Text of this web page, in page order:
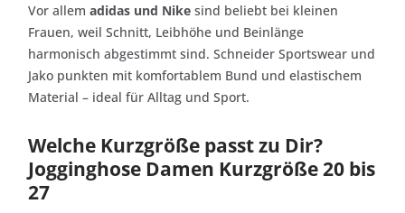
Vor allem adidas und Nike sind beliebt bei kleinen
Frauen, weil Schnitt, Leibhöhe und Beinlänge
harmonisch abgestimmt sind. Schneider Sportswear und
Jako punkten mit komfortablem Bund und elastischem
Material – ideal für Alltag und Sport.
Welche Kurzgröße passt zu Dir?
Jogginghose Damen Kurzgröße 20 bis
27